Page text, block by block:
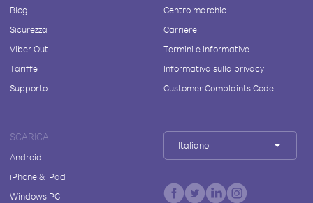
Blog
Sicurezza
Viber Out
Tariffe
Supporto
Centro marchio
Carriere
Termini e informative
Informativa sulla privacy
Customer Complaints Code
SCARICA
Android
iPhone & iPad
Windows PC
Italiano